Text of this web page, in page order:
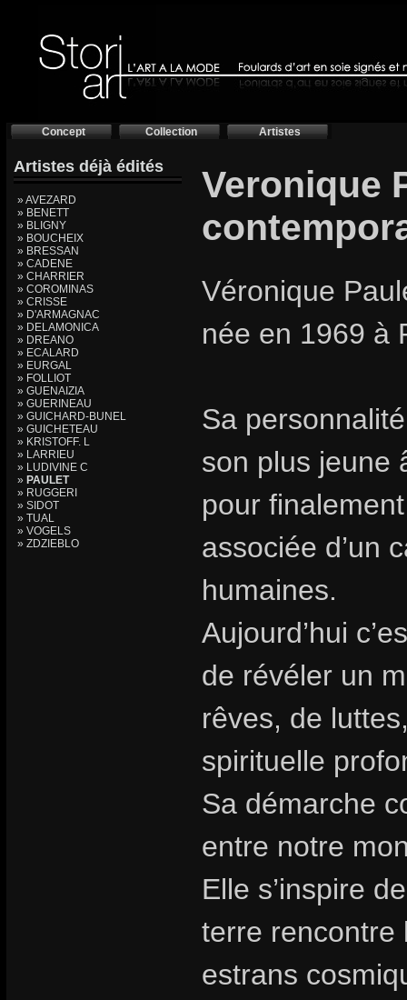
Concept Collection Artistes
Artistes déjà édités
» AVEZARD
» BENETT
» BLIGNY
» BOUCHEIX
» BRESSAN
» CADENE
» CHARRIER
» COROMINAS
» CRISSE
» D'ARMAGNAC
» DELAMONICA
» DREANO
» ECALARD
» EURGAL
» FOLLIOT
» GUENAIZIA
» GUERINEAU
» GUICHARD-BUNEL
» GUICHETEAU
» KRISTOFF. L
» LARRIEU
» LUDIVINE C
» PAULET
» RUGGERI
» SIDOT
» TUAL
» VOGELS
» ZDZIEBLO
Veronique
Véronique
née en 1969 à
Sa
son plus jeune
pour
associée d’un
humaines.
Aujourd’hui
de révéler un
rêves, de
spirituelle
Sa démarche
entre notre
Elle s’inspire
terre rencontre
estrans